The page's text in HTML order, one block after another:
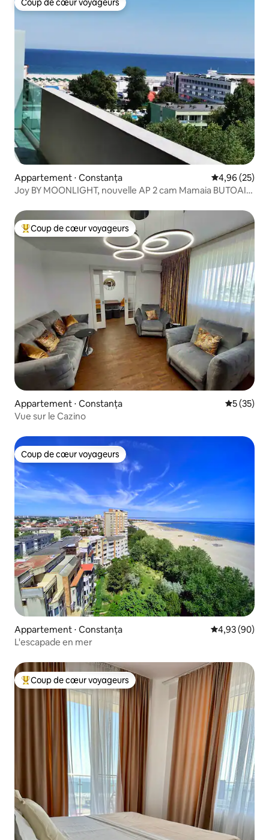
Coup de cœur voyageurs
Coup de cœur voyageurs
Appartement ⋅ Constanța Évaluation
4,96 (25)
Joy BY MOONLIGHT, nouvelle AP 2 cam Mamaia BUTOAIE
Coups de cœur voyageurs les plus appréciés
Coup de cœur voyageurs
Appartement ⋅ Constanța
5 (35)
Vue sur le Cazino
Coup de cœur voyageurs
Coup de cœur voyageurs
Appartement ⋅ Constanța Évaluation
4,93 (90)
L'escapade en mer
Coups de cœur voyageurs les plus appréciés
Coup de cœur voyageurs